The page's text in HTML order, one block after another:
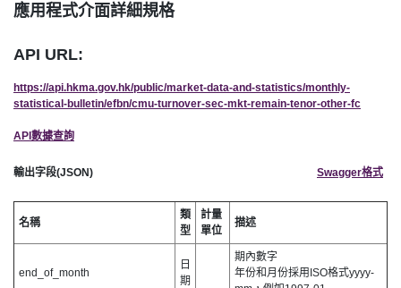
應用程式介面詳細規格
API URL:
https://api.hkma.gov.hk/public/market-data-and-statistics/monthly-
statistical-bulletin/efbn/cmu-turnover-sec-mkt-remain-tenor-other-fc
API數據查詢
輸出字段(JSON) Swagger格式
名稱
類
型
計量
單位
描述
end_of_month
日
期
期內數字
年份和月份採用ISO格式yyyy-